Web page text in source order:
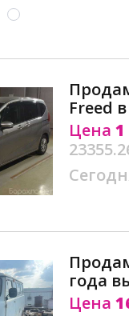
Freed
Цена 1
года
Цена